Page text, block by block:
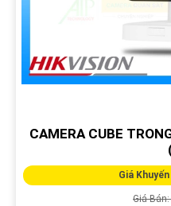
CAMERA CUBE
Giá
Giá